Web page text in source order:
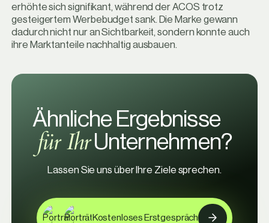
Ähnliche Ergebnisse
für IhrUnternehmen?
Lassen Sie uns über Ihre Ziele sprechen.
Kostenloses Erstgespräch
erhöhte sich signifikant, während der ACOS trotz
gesteigertem Werbebudget sank. Die Marke gewann
dadurch nicht nur an Sichtbarkeit, sondern konnte auch
ihre Marktanteile nachhaltig ausbauen.